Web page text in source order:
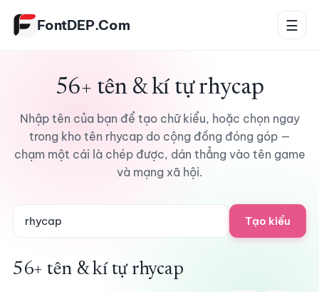
FontDEP.Com ☰
56+ tên & kí tự rhycap
Nhập tên của bạn để tạo chữ kiểu, hoặc chọn ngay
trong kho tên rhycap do cộng đồng đóng góp —
chạm một cái là chép được, dán thẳng vào tên game
và mạng xã hội.
Tạo kiểu
56+ tên & kí tự rhycap